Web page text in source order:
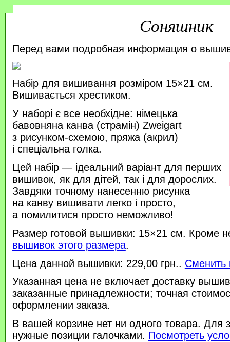
Соняшник
Перед вами подробная информация о
Набір для вишивання розміром 15×21 см.
Вишивається хрестиком.
У наборі є все необхідне: німецька
бавовняна канва (страмін) Zweigart
з рисунком-схемою, пряжа (акрил)
і спеціальна голка.
Цей набір — ідеальний варіант для перших
вишивок, як для дітей, так і для дорослих.
Завдяки точному нанесенню рисунка
на канву вишивати легко і просто,
а помилитися просто неможливо!
Размер готовой вышивки: 15×21 см. Кроме
вышивок этого размера.
Цена данной вышивки: 229,00 грн.. Сменить
Указанная цена не включает доставку
заказанные принадлежности; точная
оформлении заказа.
В вашей корзине нет ни одного товара. Для
нужные позиции галочками. Посмотреть